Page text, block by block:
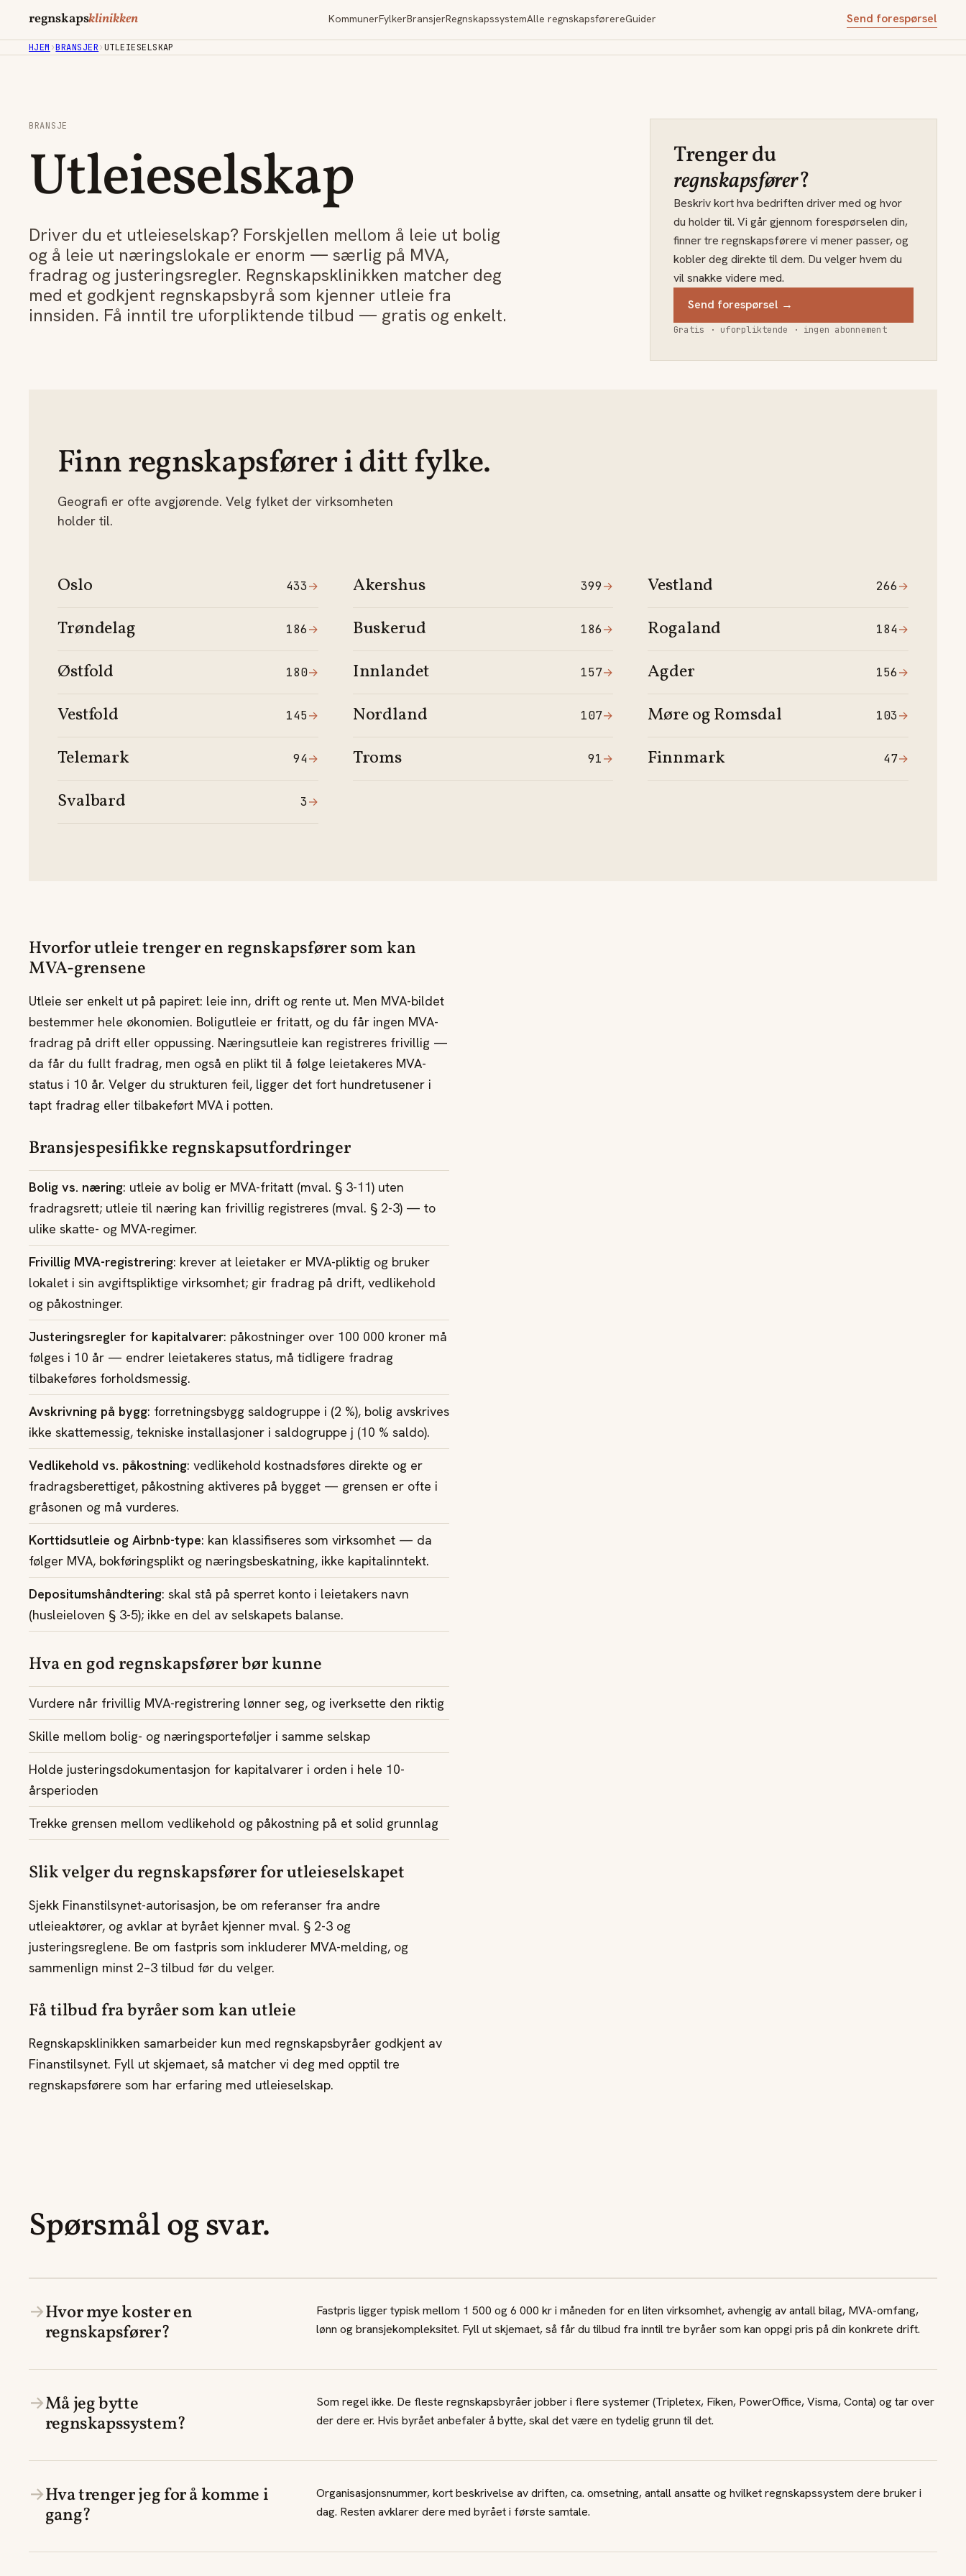
regnskapsklinikken KommunerFylkerBransjerRegnskapssystemAlle regnskapsførereGuider Send forespørsel
HJEM ›BRANSJER›UTLEIESELSKAP
BRANSJE
Utleieselskap
Driver du et utleieselskap? Forskjellen mellom å leie ut bolig
og å leie ut næringslokale er enorm — særlig på MVA,
fradrag og justeringsregler. Regnskapsklinikken matcher deg
med et godkjent regnskapsbyrå som kjenner utleie fra
innsiden. Få inntil tre uforpliktende tilbud — gratis og enkelt.
Trenger du
regnskapsfører?
Beskriv kort hva bedriften driver med og hvor
du holder til. Vi går gjennom forespørselen din,
finner tre regnskapsførere vi mener passer, og
kobler deg direkte til dem. Du velger hvem du
vil snakke videre med.
Send forespørsel →
Gratis · uforpliktende · ingen abonnement
Finn regnskapsfører i ditt fylke.
Geografi er ofte avgjørende. Velg fylket der virksomheten
holder til.
Oslo 433→ Akershus 399→ Vestland 266→
Trøndelag 186→ Buskerud 186→ Rogaland 184→
Østfold 180→ Innlandet 157→ Agder 156→
Vestfold 145→ Nordland 107→ Møre og Romsdal 103→
Telemark 94→ Troms 91→ Finnmark 47→
Svalbard 3→
Hvorfor utleie trenger en regnskapsfører som kan
MVA-grensene
Utleie ser enkelt ut på papiret: leie inn, drift og rente ut. Men MVA-bildet
bestemmer hele økonomien. Boligutleie er fritatt, og du får ingen MVA-
fradrag på drift eller oppussing. Næringsutleie kan registreres frivillig —
da får du fullt fradrag, men også en plikt til å følge leietakeres MVA-
status i 10 år. Velger du strukturen feil, ligger det fort hundretusener i
tapt fradrag eller tilbakeført MVA i potten.
Bransjespesifikke regnskapsutfordringer
Bolig vs. næring: utleie av bolig er MVA-fritatt (mval. § 3-11) uten
fradragsrett; utleie til næring kan frivillig registreres (mval. § 2-3) — to
ulike skatte- og MVA-regimer.
Frivillig MVA-registrering: krever at leietaker er MVA-pliktig og bruker
lokalet i sin avgiftspliktige virksomhet; gir fradrag på drift, vedlikehold
og påkostninger.
Justeringsregler for kapitalvarer: påkostninger over 100 000 kroner må
følges i 10 år — endrer leietakeres status, må tidligere fradrag
tilbakeføres forholdsmessig.
Avskrivning på bygg: forretningsbygg saldogruppe i (2 %), bolig avskrives
ikke skattemessig, tekniske installasjoner i saldogruppe j (10 % saldo).
Vedlikehold vs. påkostning: vedlikehold kostnadsføres direkte og er
fradragsberettiget, påkostning aktiveres på bygget — grensen er ofte i
gråsonen og må vurderes.
Korttidsutleie og Airbnb-type: kan klassifiseres som virksomhet — da
følger MVA, bokføringsplikt og næringsbeskatning, ikke kapitalinntekt.
Depositumshåndtering: skal stå på sperret konto i leietakers navn
(husleieloven § 3-5); ikke en del av selskapets balanse.
Hva en god regnskapsfører bør kunne
Vurdere når frivillig MVA-registrering lønner seg, og iverksette den riktig
Skille mellom bolig- og næringsporteføljer i samme selskap
Holde justeringsdokumentasjon for kapitalvarer i orden i hele 10-
årsperioden
Trekke grensen mellom vedlikehold og påkostning på et solid grunnlag
Slik velger du regnskapsfører for utleieselskapet
Sjekk Finanstilsynet-autorisasjon, be om referanser fra andre
utleieaktører, og avklar at byrået kjenner mval. § 2-3 og
justeringsreglene. Be om fastpris som inkluderer MVA-melding, og
sammenlign minst 2–3 tilbud før du velger.
Få tilbud fra byråer som kan utleie
Regnskapsklinikken samarbeider kun med regnskapsbyråer godkjent av
Finanstilsynet. Fyll ut skjemaet, så matcher vi deg med opptil tre
regnskapsførere som har erfaring med utleieselskap.
Spørsmål og svar.
→Hvor mye koster en
regnskapsfører?
Fastpris ligger typisk mellom 1 500 og 6 000 kr i måneden for en liten virksomhet, avhengig av antall bilag, MVA-omfang,
lønn og bransjekompleksitet. Fyll ut skjemaet, så får du tilbud fra inntil tre byråer som kan oppgi pris på din konkrete drift.
→Må jeg bytte
regnskapssystem?
Som regel ikke. De fleste regnskapsbyråer jobber i flere systemer (Tripletex, Fiken, PowerOffice, Visma, Conta) og tar over
der dere er. Hvis byrået anbefaler å bytte, skal det være en tydelig grunn til det.
→Hva trenger jeg for å komme i
gang?
Organisasjonsnummer, kort beskrivelse av driften, ca. omsetning, antall ansatte og hvilket regnskapssystem dere bruker i
dag. Resten avklarer dere med byrået i første samtale.